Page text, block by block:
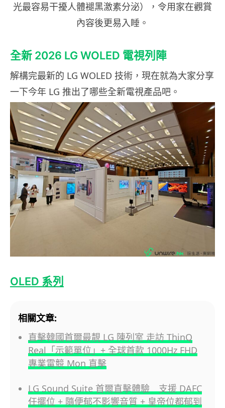
光最容易干擾人體褪黑激素分泌），令用家在觀賞
內容後更易入睡。
全新 2026 LG WOLED 電視列陣
解構完最新的 LG WOLED 技術，現在就為大家分享
一下今年 LG 推出了哪些全新電視產品吧。
OLED 系列
相關文章:
直擊韓國首爾最靚 LG 陳列室 走訪 ThinQ
Real「示範單位」+ 全球首款 1000Hz FHD
專業電競 Mon 直擊
LG Sound Suite 首爾直擊體驗 支援 DAFC
任擺位 + 隨便郁不影響音質 + 皇帝位都郁到